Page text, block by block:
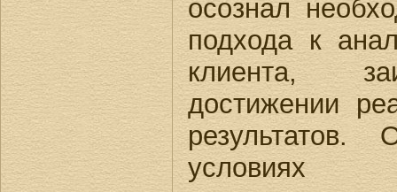
осознал
подхода к
клиента,
достижении
условиях